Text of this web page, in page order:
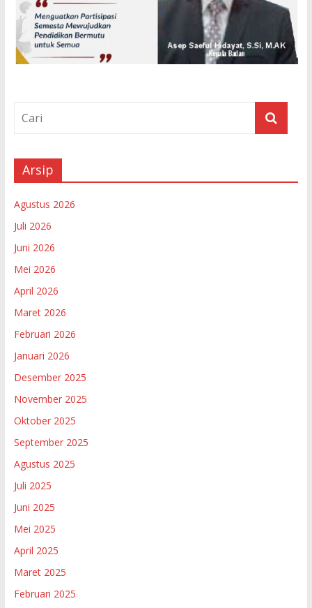
Arsip
Agustus 2026
Juli 2026
Juni 2026
Mei 2026
April 2026
Maret 2026
Februari 2026
Januari 2026
Desember 2025
November 2025
Oktober 2025
September 2025
Agustus 2025
Juli 2025
Juni 2025
Mei 2025
April 2025
Maret 2025
Februari 2025